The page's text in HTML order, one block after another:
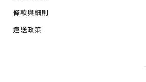
條款與細則
運送政策